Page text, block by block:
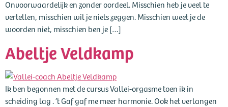
Onvoorwaardelijk en zonder oordeel. Misschien heb je veel te
vertellen, misschien wil je niets zeggen. Misschien weet je de
woorden niet, misschien ben je […]
Abeltje Veldkamp
Ik ben begonnen met de cursus Vallei-orgasme toen ik in
scheiding lag . ’t Gaf gaf me meer harmonie. Ook het verlangen